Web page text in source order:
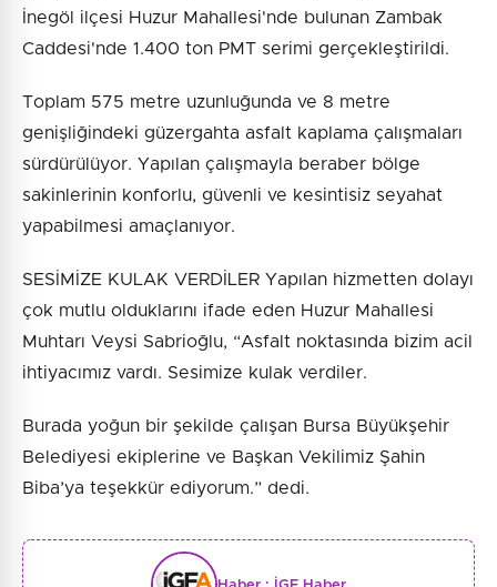
İnegöl ilçesi Huzur Mahallesi'nde bulunan Zambak
Caddesi'nde 1.400 ton PMT serimi gerçekleştirildi.
Toplam 575 metre uzunluğunda ve 8 metre
genişliğindeki güzergahta asfalt kaplama çalışmaları
sürdürülüyor. Yapılan çalışmayla beraber bölge
sakinlerinin konforlu, güvenli ve kesintisiz seyahat
yapabilmesi amaçlanıyor.
SESİMİZE KULAK VERDİLER Yapılan hizmetten dolayı
çok mutlu olduklarını ifade eden Huzur Mahallesi
Muhtarı Veysi Sabrioğlu, “Asfalt noktasında bizim acil
ihtiyacımız vardı. Sesimize kulak verdiler.
Burada yoğun bir şekilde çalışan Bursa Büyükşehir
Belediyesi ekiplerine ve Başkan Vekilimiz Şahin
Biba’ya teşekkür ediyorum.” dedi.